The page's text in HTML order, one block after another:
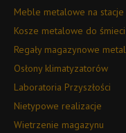
Meble metalowe na
Kosze metalowe do
Regały magazynowe
Osłony klimatyzatorów
Laboratoria Przyszłości
Nietypowe realizacje
Wietrzenie magazynu